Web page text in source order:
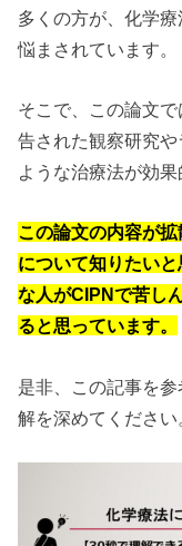
多くの方が、化学
悩まされています。
そこで、この論文
告された観察研究
ような治療法が効果
この論文の内容が
について知りたい
な人がCIPNで苦し
ると思っています。
是非、この記事を
解を深めてください